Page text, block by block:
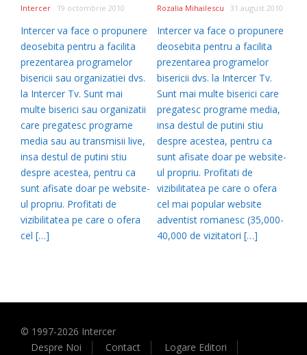
Intercer 19 octombrie 2010
Intercer va face o propunere
deosebita pentru a facilita
prezentarea programelor
bisericii sau organizatiei dvs.
la Intercer Tv. Sunt mai
multe biserici sau organizatii
care pregatesc programe
media sau au transmisii live,
insa destul de putini stiu
despre acestea, pentru ca
sunt afisate doar pe website-
ul propriu. Profitati de
vizibilitatea pe care o ofera
cel […]
Rozalia Mihailescu 31 august 2010
Intercer va face o propunere
deosebita pentru a facilita
prezentarea programelor
bisericii dvs. la Intercer Tv.
Sunt mai multe biserici care
pregatesc programe media,
insa destul de putini stiu
despre acestea, pentru ca
sunt afisate doar pe website-
ul propriu. Profitati de
vizibilitatea pe care o ofera
cel mai popular website
adventist romanesc (35,000-
40,000 de vizitatori […]
© 1997-2026 Intercer
Despre Noi
Contact Logare Editori